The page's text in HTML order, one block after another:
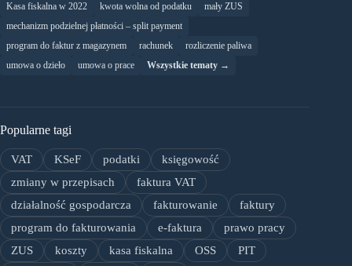
Kasa fiskalna w 2022
kwota wolna od podatku
mały ZUS
mechanizm podzielnej płatności – split payment
program do faktur z magazynem
rachunek
rozliczenie paliwa
umowa o dzieło
umowa o prace Wszystkie tematy →
Popularne tagi
VAT KSeF podatki
księgowość
zmiany w przepisach
faktura VAT
działalność gospodarcza
fakturowanie
faktury
program do fakturowania
e-faktura
prawo pracy
ZUS
koszty kasa fiskalna OSS
PIT